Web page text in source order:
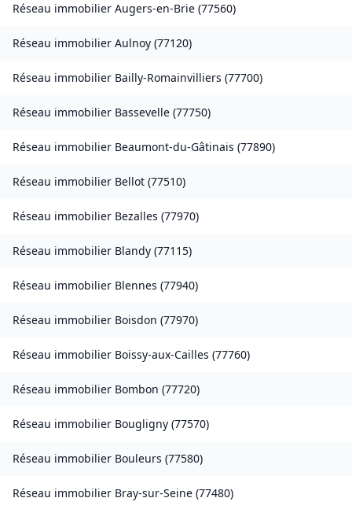
Réseau immobilier Augers-en-Brie (77560)
Réseau immobilier Aulnoy (77120)
Réseau immobilier Bailly-Romainvilliers (77700)
Réseau immobilier Bassevelle (77750)
Réseau immobilier Beaumont-du-Gâtinais (77890)
Réseau immobilier Bellot (77510)
Réseau immobilier Bezalles (77970)
Réseau immobilier Blandy (77115)
Réseau immobilier Blennes (77940)
Réseau immobilier Boisdon (77970)
Réseau immobilier Boissy-aux-Cailles (77760)
Réseau immobilier Bombon (77720)
Réseau immobilier Bougligny (77570)
Réseau immobilier Bouleurs (77580)
Réseau immobilier Bray-sur-Seine (77480)